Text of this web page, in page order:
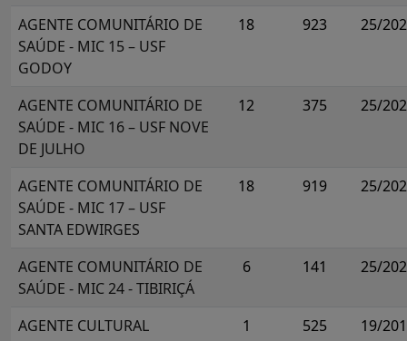
AGENTE COMUNITÁRIO DE
SAÚDE - MIC 15 – USF
GODOY
18 923 25/
AGENTE COMUNITÁRIO DE
SAÚDE - MIC 16 – USF NOVE
DE JULHO
12 375 25/
AGENTE COMUNITÁRIO DE
SAÚDE - MIC 17 – USF
SANTA EDWIRGES
18 919 25/
AGENTE COMUNITÁRIO DE
SAÚDE - MIC 24 - TIBIRIÇÁ
6 141 25/
AGENTE CULTURAL 1 525
19/